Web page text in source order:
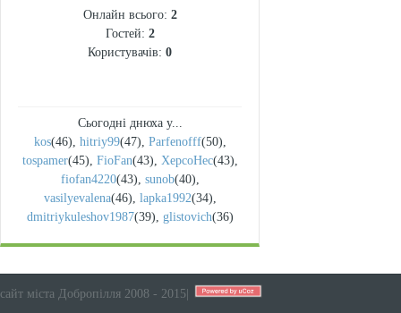
Онлайн всього: 2
Гостей: 2
Користувачів: 0
Сьогодні днюха у...
kos(46), hitriy99(47), Parfenofff(50),
tospamer(45), FioFan(43), XepcoHec(43),
fiofan4220(43), sunob(40),
vasilyevalena(46), lapka1992(34),
dmitriykuleshov1987(39), glistovich(36)
сайт міста Добропілля 2008 - 2015